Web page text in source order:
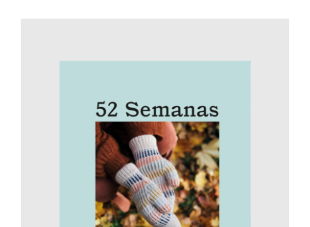
AÑADIR AL CARRITO
/